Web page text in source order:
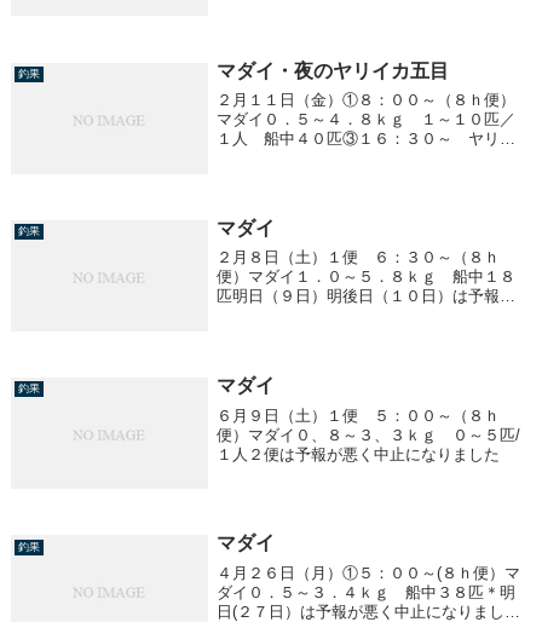
釣果 マダイ・夜のヤリイカ五目
２月１１日（金）①８：００～（８ｈ便）
マダイ０．５～４．８ｋｇ １～１０匹／
１人 船中４０匹③１６：３０～ ヤリイ
釣果 マダイ
２月８日（土）１便 ６：３０～（８ｈ
便）マダイ１．０～５．８ｋｇ 船中１８
匹明日（９日）明後日（１０日）は予報が
釣果 マダイ
６月９日（土）１便 ５：００～（８ｈ
便）マダイ０、８～３、３ｋｇ ０～５匹/
１人２便は予報が悪く中止になりました
釣果 マダイ
４月２６日（月）①５：００～(８ｈ便）マ
ダイ０．５～３．４ｋｇ 船中３８匹＊明
日(２７日）は予報が悪く中止になりまし